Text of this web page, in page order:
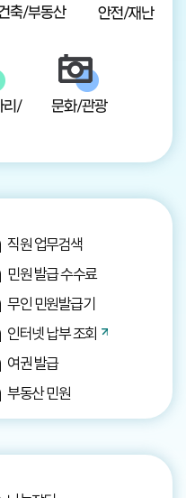
축/부동산 안전/재난
리/
문화/관광
직원 업무검색
민원 발급 수수료
무인 민원발급기
인터넷 납부 조회
여권 발급
부동산 민원